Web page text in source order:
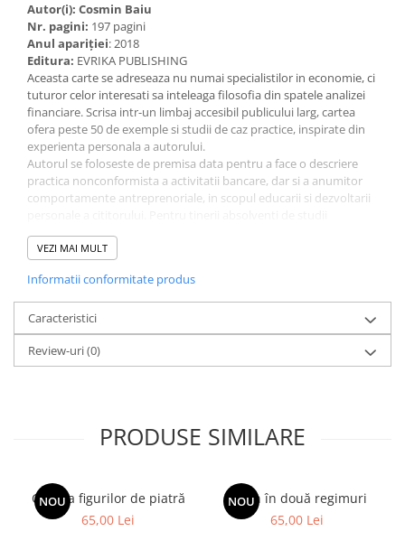
Autor(i): Cosmin Baiu
Nr. pagini: 197 pagini
Anul apariţiei: 2018
Editura: EVRIKA PUBLISHING
Aceasta carte se adreseaza nu numai specialistilor in economie, ci
tuturor celor interesati sa inteleaga filosofia din spatele analizei
financiare. Scrisa intr-un limbaj accesibil publicului larg, cartea
ofera peste 50 de exemple si studii de caz practice, inspirate din
experienta personala a autorului.
Autorul se foloseste de premisa data pentru a face o descriere
practica nonconformista a activitatii bancare, dar si a anumitor
comportamente antreprenoriale, in scopul educarii si dezvoltarii
universitare, dar si pentru managerii si antreprenorii cu
experienta, cartea reprezinta un indrumar unic, intr-o piata
VEZI MAI MULT
Informatii conformitate produs
Caracteristici
Review-uri(0)
PRODUSE SIMILARE
NOU
Galeria figurilor de piatră
65,00 Lei
NOU
Spion în două regimuri
65,00 Lei